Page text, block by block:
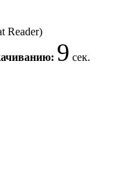
Reader)
9 сек.